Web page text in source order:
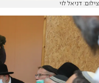
צילום: דניאל לוי